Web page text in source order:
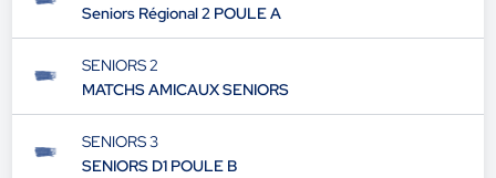
Seniors Régional 2 POULE A
SENIORS 2
MATCHS AMICAUX SENIORS
SENIORS 3
SENIORS D1 POULE B